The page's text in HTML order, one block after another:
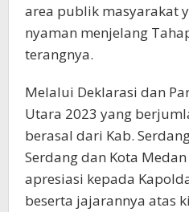
area publik masyarakat
nyaman menjelang
terangnya.
Melalui Deklarasi dan
Utara 2023 yang
berasal dari Kab.
Serdang dan Kota
apresiasi kepada
beserta jajarannya atas